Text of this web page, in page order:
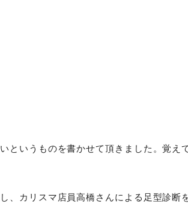
というものを書かせて頂きました。覚え
、カリスマ店員高橋さんによる足型診断